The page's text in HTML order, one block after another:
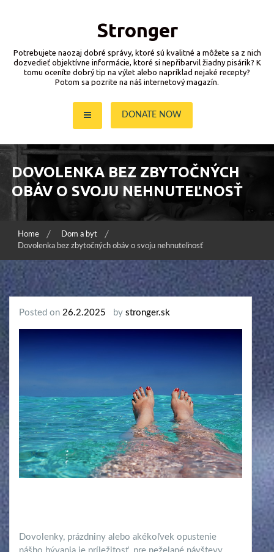
Stronger
Potrebujete naozaj dobré správy, ktoré sú kvalitné a môžete sa z nich
dozvedieť objektívne informácie, ktoré si nepřibarvil žiadny pisárik? K
tomu oceníte dobrý tip na výlet alebo napríklad nejaké recepty?
Potom sa pozrite na náš internetový magazín.
DONATE NOW
DOVOLENKA BEZ ZBYTOČNÝCH
OBÁV O SVOJU NEHNUTEĽNOSŤ
Home
Dom a byt
Dovolenka bez zbytočných obáv o svoju nehnuteľnosť
Posted on 26.2.2025 by stronger.sk
Dovolenky, prázdniny alebo akékoľvek opustenie